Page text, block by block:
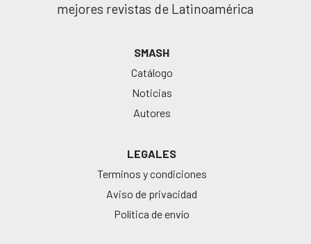
mejores revistas de Latinoamérica
SMASH
Catálogo
Noticias
Autores
LEGALES
Terminos y condiciones
Aviso de privacidad
Política de envío